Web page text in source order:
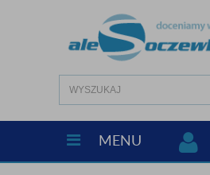
MENU